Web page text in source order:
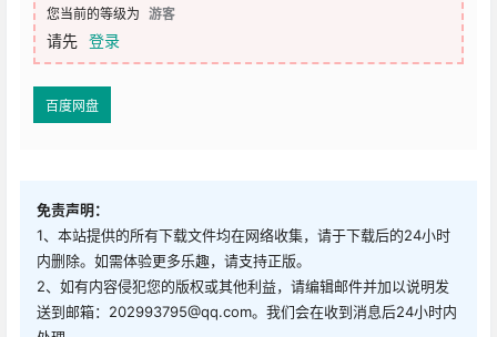
您当前的等级为 游客
请先 登录
百度网盘
免责声明：
1、本站提供的所有下载文件均在网络收集，请于下载后的24小时
内删除。如需体验更多乐趣，请支持正版。
2、如有内容侵犯您的版权或其他利益，请编辑邮件并加以说明发
送到邮箱：202993795@qq.com。我们会在收到消息后24小时内